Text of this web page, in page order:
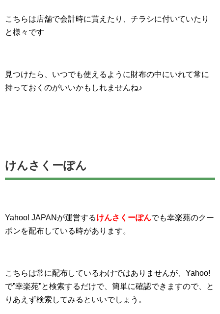
こちらは店舗で会計時に貰えたり、チラシに付いていたり
と様々です
見つけたら、いつでも使えるように財布の中にいれて常に
持っておくのがいいかもしれませんね♪
けんさくーぽん
Yahoo! JAPANが運営するけんさくーぽんでも幸楽苑のクー
ポンを配布している時があります。
こちらは常に配布しているわけではありませんが、Yahoo!
で”幸楽苑”と検索するだけで、簡単に確認できますので、と
りあえず検索してみるといいでしょう。